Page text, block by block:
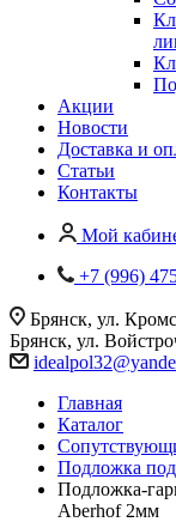
Акции
Новости
Доставка и
Статьи
Контакты
Мой
+7 (996)
Брянск, ул.
Брянск, ул.
Главная
Каталог
Подложка
Подложка-
Aberhof 2мм